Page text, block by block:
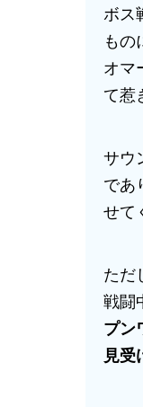
ボス
もの
オマ
て惹
サウ
であ
せて
ただ
戦闘
プン
見受